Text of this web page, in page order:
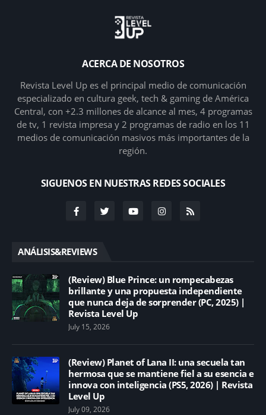
ACERCA DE NOSOTROS
Revista Level Up es el principal medio de comunicación
especializado en cultura geek, tech & gaming de América
Central, con +2.3 millones de alcance al mes, 4 programas
de tv, 1 revista impresa y 2 programas de radio en los 11
medios de comunicación masivos más importantes de la
región.
SIGUENOS EN NUESTRAS REDES SOCIALES
ANÁLISIS&REVIEWS
(Review) Blue Prince: un rompecabezas
brillante y una propuesta independiente
que nunca deja de sorprender (PC, 2025) |
Revista Level Up
July 15, 2026
(Review) Planet of Lana II: una secuela tan
hermosa que se mantiene fiel a su esencia e
innova con inteligencia (PS5, 2026) | Revista
Level Up
July 09, 2026